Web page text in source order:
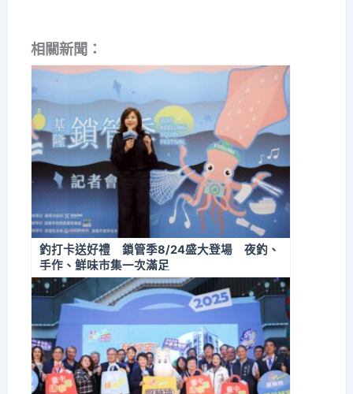
相關新聞：
釣打卡送好禮 鎖管季8/24盛大登場 夜釣、
手作、鮮味市集一次滿足